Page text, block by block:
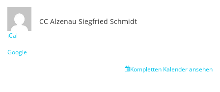
CC Alzenau Siegfried Schmidt
iCal
Google
Kompletten Kalender ansehen